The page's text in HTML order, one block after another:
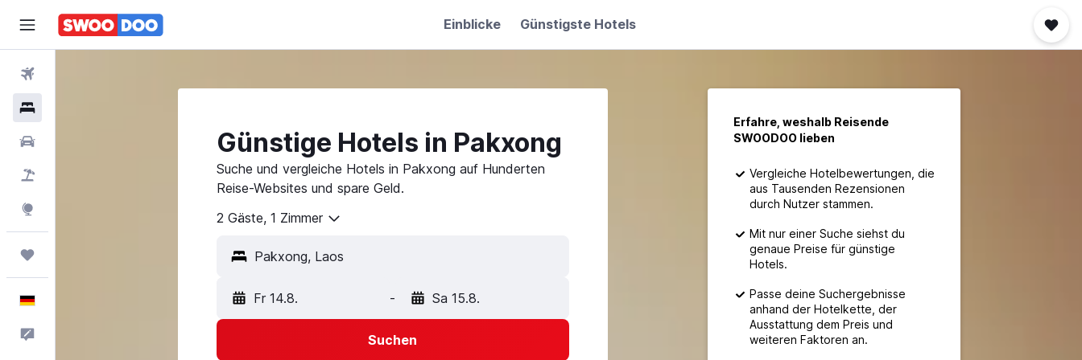
Einblicke Günstigste Hotels
Günstige Hotels in Pakxong
Suche und vergleiche Hotels in Pakxong auf Hunderten
Reise-Websites und spare Geld.
2 Gäste, 1 Zimmer
Fr 14.8. - Sa 15.8.
Suchen
Erfahre, weshalb Reisende
SWOODOO lieben
Vergleiche Hotelbewertungen, die
aus Tausenden Rezensionen
durch Nutzer stammen.
Mit nur einer Suche siehst du
genaue Preise für günstige
Hotels.
Passe deine Suchergebnisse
anhand der Hotelkette, der
Ausstattung dem Preis und
weiteren Faktoren an.